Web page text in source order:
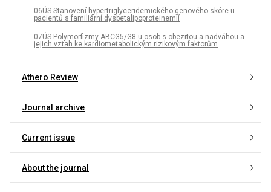
06ÚS Stanovení hypertriglyceridemického genového skóre u
pacientů s familiární dysbetalipoproteinemií
07ÚS Polymorfizmy ABCG5/G8 u osob s obezitou a nadváhou a
jejich vztah ke kardiometabolickým rizikovým faktorům
Athero Review
Journal archive
Current issue
About the journal